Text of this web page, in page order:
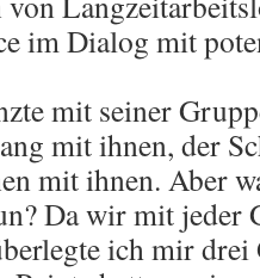
im Dialog mit
mit seiner
mit ihnen, der
mit ihnen. Aber
Da wir mit jeder
ich mir drei